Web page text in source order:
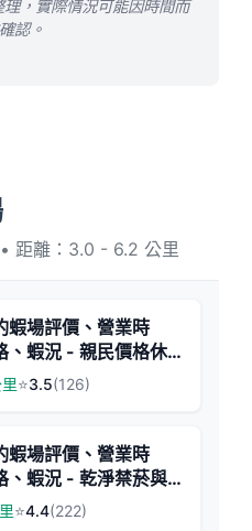
，實際情況可能因時間而
認。
距離：3.0 - 6.2 公里
蝦場評價、營業時
、蝦況 - 親民價格休
⭐3.5(126)
蝦場評價、營業時
、蝦況 - 乾淨禁菸與
⭐4.4(222)